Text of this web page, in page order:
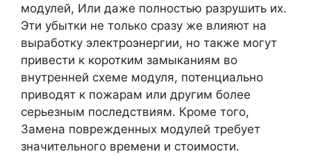
модулей, Или даже полностью разрушить их.
Эти убытки не только сразу же влияют на
выработку электроэнергии, но также могут
привести к коротким замыканиям во
внутренней схеме модуля, потенциально
приводят к пожарам или другим более
серьезным последствиям. Кроме того,
Замена поврежденных модулей требует
значительного времени и стоимости.